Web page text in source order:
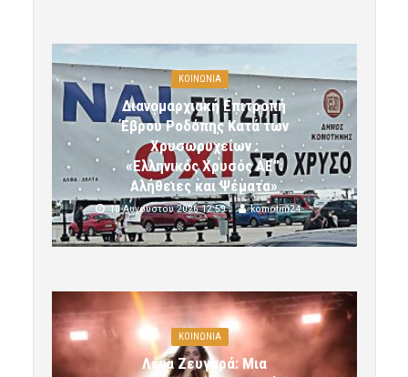
ΚΟΙΝΩΝΙΑ
Διανομαρχιακή Επιτροπή
Έβρου Ροδόπης Κατά των
Χρυσωρυχείων :
«Ελληνικός Χρυσός ΑΕ”:
Αλήθειες και Ψέματα»
10 Αυγούστου 2026 12:59 komotini24
ΚΟΙΝΩΝΙΑ
Λένα Ζευγαρά: Μια